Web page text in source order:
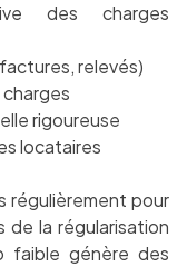
des charges
relevés)
rigoureuse
locataires
régulièrement pour
de la régularisation
faible génère des